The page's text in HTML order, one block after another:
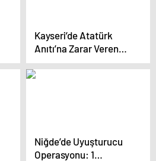
Kayseri’de Atatürk
Anıtı’na Zarar Veren
Sanıklara Onaylanan
Ceza
Niğde’de Uyuşturucu
Operasyonu: 1